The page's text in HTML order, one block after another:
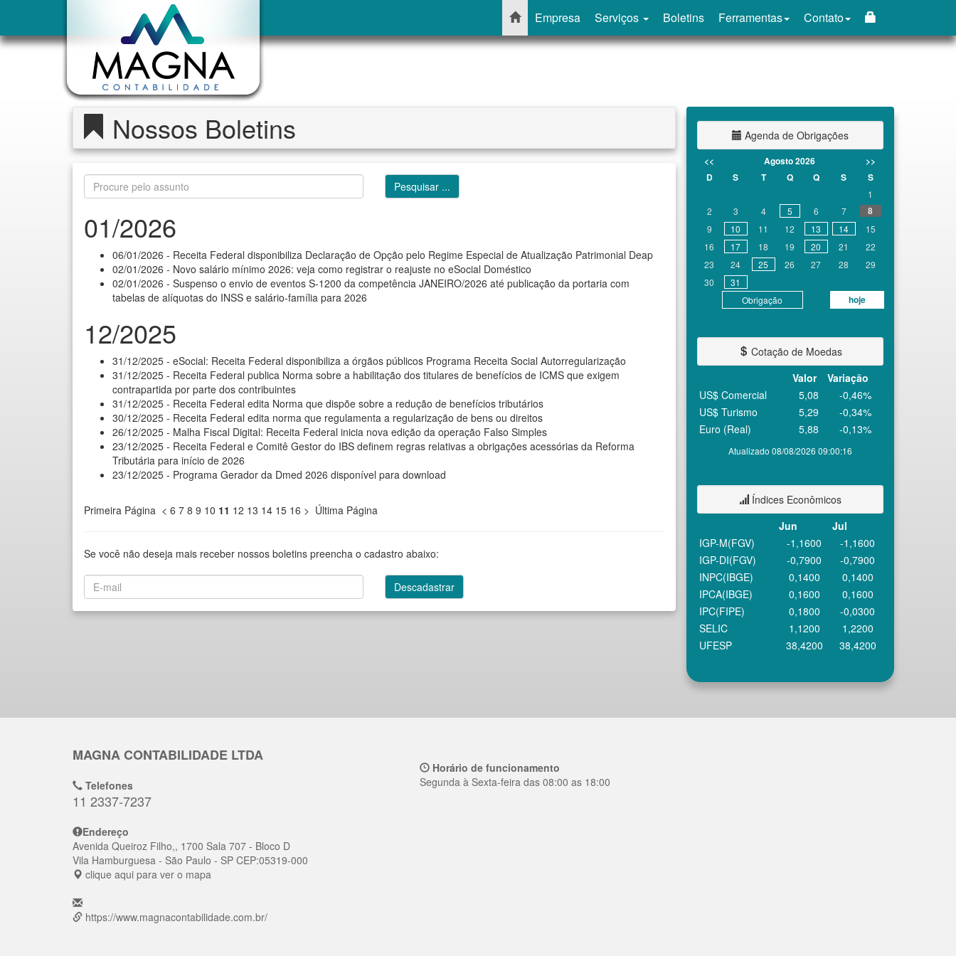
Empresa Serviços Boletins Ferramentas Contato
Nossos Boletins
01/2026
06/01/2026 - Receita Federal disponibiliza Declaração de Opção pelo Regime Especial de Atualização Patrimonial Deap
02/01/2026 - Novo salário mínimo 2026: veja como registrar o reajuste no eSocial Doméstico
02/01/2026 - Suspenso o envio de eventos S-1200 da competência JANEIRO/2026 até publicação da portaria com
tabelas de alíquotas do INSS e salário-família para 2026
12/2025
31/12/2025 - eSocial: Receita Federal disponibiliza a órgãos públicos Programa Receita Social Autorregularização
31/12/2025 - Receita Federal publica Norma sobre a habilitação dos titulares de benefícios de ICMS que exigem
contrapartida por parte dos contribuintes
31/12/2025 - Receita Federal edita Norma que dispõe sobre a redução de benefícios tributários
30/12/2025 - Receita Federal edita norma que regulamenta a regularização de bens ou direitos
26/12/2025 - Malha Fiscal Digital: Receita Federal inicia nova edição da operação Falso Simples
23/12/2025 - Receita Federal e Comitê Gestor do IBS definem regras relativas a obrigações acessórias da Reforma
Tributária para início de 2026
23/12/2025 - Programa Gerador da Dmed 2026 disponível para download
Primeira Página < 6 7 8 9 10 11 12 13 14 15 16 > Última Página
Se você não deseja mais receber nossos boletins preencha o cadastro abaixo:
Agenda de Obrigações
<< Agosto 2026
>>
D
S T Q Q S S
Obrigação hoje
1
2
3 4 5 6 7 8
9 10 11 12 13 14
15
16
17 18 19 20 21
22
23
24 25 26 27 28
29
30
31
Cotação de Moedas
Valor
Variação
Atualizado 08/08/2026 09:00:16
US$ Comercial 5,08
-0,46%
US$ Turismo
5,29
-0,34%
Euro (Real)
5,88 -0,13%
Índices Econômicos
Jun
Jul
IGP-M(FGV)
-1,1600
-1,1600
IGP-DI(FGV)
-0,7900
-0,7900
INPC(IBGE)
0,1400
0,1400
IPCA(IBGE)
0,1600
0,1600
IPC(FIPE)
0,1800
-0,0300
SELIC
1,1200
1,2200
UFESP
38,4200 38,4200
MAGNA CONTABILIDADE LTDA
Telefones
11 2337-7237
Endereço
Avenida Queiroz Filho,, 1700 Sala 707 - Bloco D
Vila Hamburguesa - São Paulo - SP CEP:05319-000
clique aqui para ver o mapa
https://www.magnacontabilidade.com.br/
Horário de funcionamento
Segunda à Sexta-feira das 08:00 as 18:00